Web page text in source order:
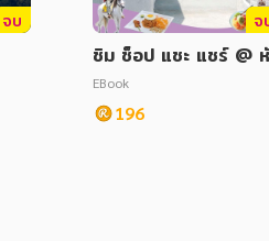
จบ จ
ชิม ช็อป แชะ แชร์ @
หิน
EBook
196